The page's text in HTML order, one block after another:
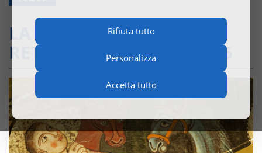
Rifiuta tutto
Personalizza
Accetta tutto
LA LETTERA DELLA
RETTRICE, DICEMBRE 2025